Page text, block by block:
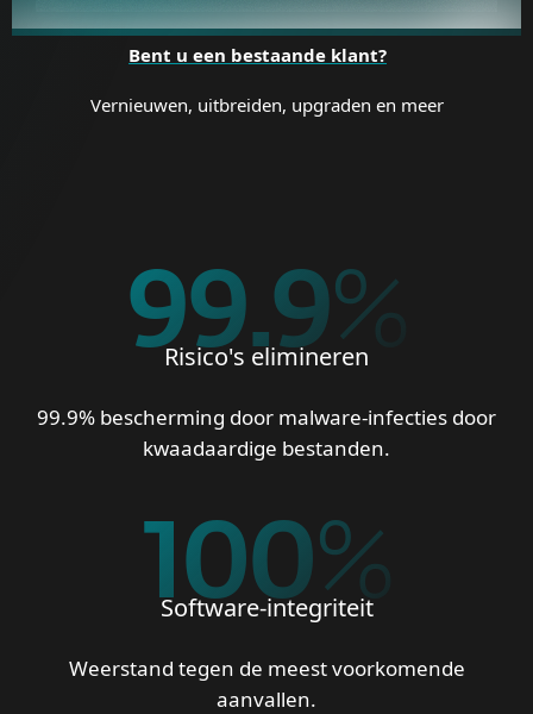
Bent u een bestaande klant?
Vernieuwen, uitbreiden, upgraden en meer
99.9%
Risico's elimineren
99.9% bescherming door malware-infecties door
kwaadaardige bestanden.
100%
Software-integriteit
Weerstand tegen de meest voorkomende
aanvallen.